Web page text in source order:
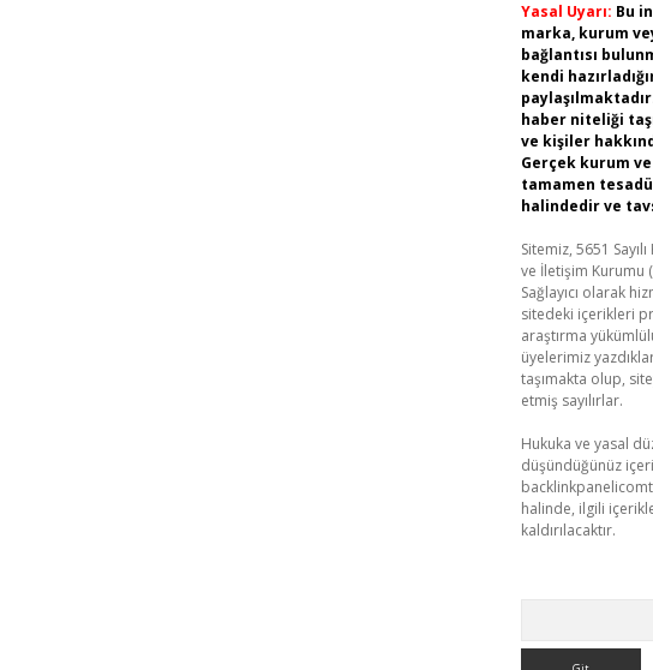
Yasal Uyarı: Bu
marka, kurum
bağlantısı
kendi
haber niteliği
ve kişiler
Gerçek kurum
tamamen
halindedir ve
Sitemiz, 5651
ve İletişim Kurumu
Sağlayıcı olarak
sitedeki içerikleri
araştırma
üyelerimiz
taşımakta olup,
etmiş sayılırlar.
Hukuka ve yasal
düşündüğünüz
halinde, ilgili
kaldırılacaktır.